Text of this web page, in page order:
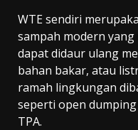
WTE sendiri
sampah modern
dapat didaur ulang
bahan bakar, atau
ramah lingkungan
seperti open
TPA.